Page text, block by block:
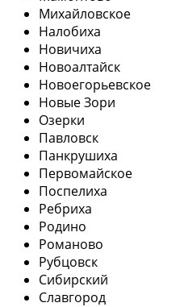
Михайловское
Налобиха
Новичиха
Новоалтайск
Новоегорьевское
Новые Зори
Озерки
Павловск
Панкрушиха
Первомайское
Поспелиха
Ребриха
Родино
Романово
Рубцовск
Сибирский
Славгород